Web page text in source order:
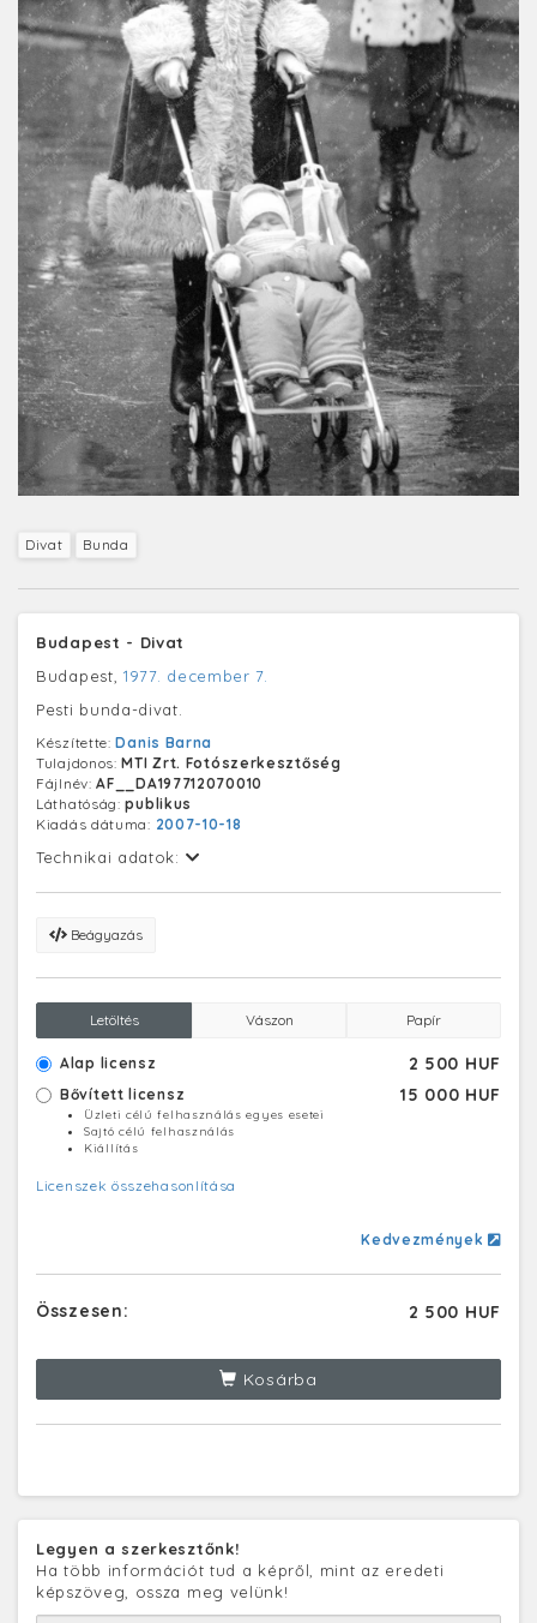
Divat Bunda
Budapest - Divat
Budapest, 1977. december 7.
Pesti bunda-divat.
Készítette:Danis Barna
Tulajdonos:MTI Zrt. Fotószerkesztőség
Fájlnév:AF__DA197712070010
Láthatóság:publikus
Kiadás dátuma: 2007-10-18
Technikai adatok:
Beágyazás
Letöltés Vászon Papír
Alap licensz 2 500 HUF
Bővített licensz 15 000 HUF
Üzleti célú felhasználás egyes esetei
Sajtó célú felhasználás
Kiállítás
Licenszek összehasonlítása
Kedvezmények
Összesen: 2 500 HUF
Kosárba
Legyen a szerkesztőnk!
Ha több információt tud a képről, mint az eredeti
képszöveg, ossza meg velünk!